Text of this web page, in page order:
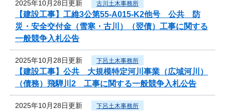
2025年10月28日更新 古川土木事務所
【建設工事】工維3公第55-A015-K2他号 公共 防
災・安全交付金（雪寒・古川）（翌債）工事に関する
一般競争入札公告
2025年10月28日更新 下呂土木事務所
【建設工事】公共 大規模特定河川事業（広域河川）
（債務）飛騨川2 工事に関する一般競争入札公告
2025年10月28日更新 下呂土木事務所